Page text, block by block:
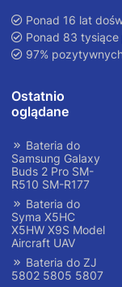
Ponad 16 lat
Ponad 83
97%
Ostatnio
oglądane
Bateria do
Samsung Galaxy
Buds 2 Pro SM-
R510 SM-R177
Bateria do
Syma X5HC
X5HW X9S Model
Aircraft UAV
Bateria do ZJ
5802 5805 5807